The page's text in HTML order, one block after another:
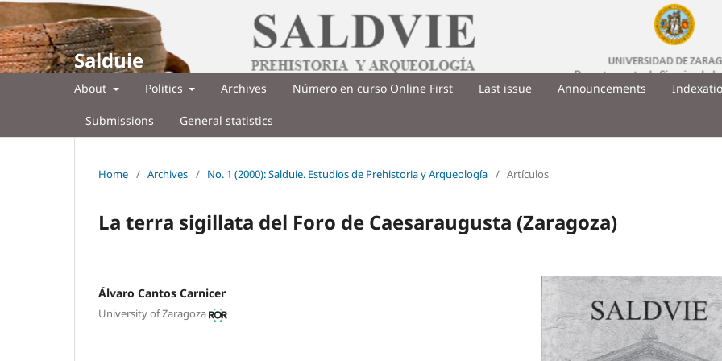
Salduie
About Politics Archives Número en curso Online First Last issue Announcements
Submissions General statistics
Home / Archives / No. 1 (2000): Salduie. Estudios de Prehistoria y Arqueología / Artículos
La terra sigillata del Foro de Caesaraugusta (Zaragoza)
Álvaro Cantos Carnicer
University of Zaragoza